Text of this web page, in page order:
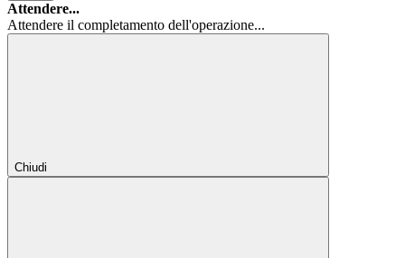
Attendere...
Attendere il completamento dell'operazione...
Chiudi